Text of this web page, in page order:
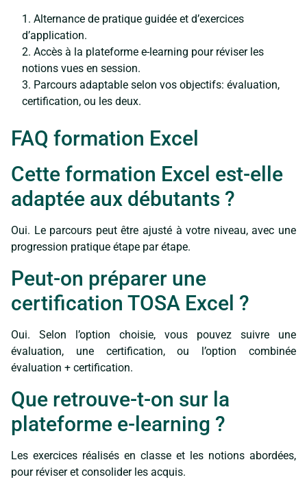
Alternance de pratique guidée et d’exercices
d’application.
Accès à la plateforme e-learning pour réviser les
notions vues en session.
Parcours adaptable selon vos objectifs: évaluation,
certification, ou les deux.
FAQ formation Excel
Cette formation Excel est-elle
adaptée aux débutants ?
Oui. Le parcours peut être ajusté à votre niveau, avec une
progression pratique étape par étape.
Peut-on préparer une
certification TOSA Excel ?
Oui. Selon l’option choisie, vous pouvez suivre une
évaluation, une certification, ou l’option combinée
évaluation + certification.
Que retrouve-t-on sur la
plateforme e-learning ?
Les exercices réalisés en classe et les notions abordées,
pour réviser et consolider les acquis.